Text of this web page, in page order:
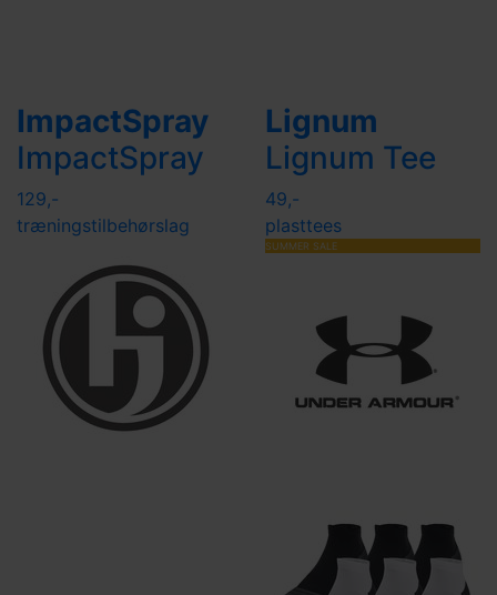
ImpactSpray
ImpactSpray
129,-
træningstilbehørslag
Lignum
Lignum Tee
49,-
plasttees
SUMMER SALE